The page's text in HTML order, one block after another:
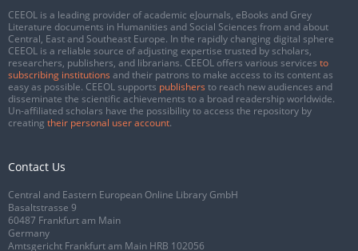
CEEOL is a leading provider of academic eJournals, eBooks and Grey
Literature documents in Humanities and Social Sciences from and about
Central, East and Southeast Europe. In the rapidly changing digital sphere
CEEOL is a reliable source of adjusting expertise trusted by scholars,
researchers, publishers, and librarians. CEEOL offers various services to
subscribing institutions and their patrons to make access to its content as
easy as possible. CEEOL supports publishers to reach new audiences and
disseminate the scientific achievements to a broad readership worldwide.
Un-affiliated scholars have the possibility to access the repository by
creating their personal user account.
Contact Us
Central and Eastern European Online Library GmbH
Basaltstrasse 9
60487 Frankfurt am Main
Germany
Amtsgericht Frankfurt am Main HRB 102056